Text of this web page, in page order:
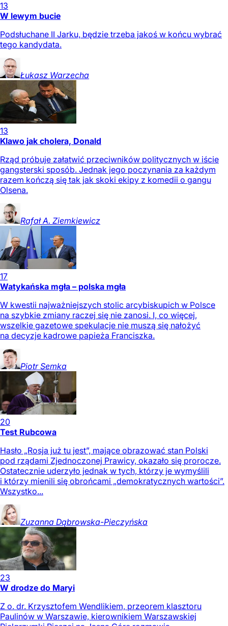
13
W lewym bucie
Podsłuchane II Jarku, będzie trzeba jakoś w końcu wybrać
tego kandydata.
Łukasz Warzecha
13
Klawo jak cholera, Donald
Rząd próbuje załatwić przeciwników politycznych w iście
gangsterski sposób. Jednak jego poczynania za każdym
razem kończą się tak jak skoki ekipy z komedii o gangu
Olsena.
Rafał A. Ziemkiewicz
17
Watykańska mgła – polska mgła
W kwestii najważniejszych stolic arcybiskupich w Polsce
na szybkie zmiany raczej się nie zanosi. I, co więcej,
wszelkie gazetowe spekulacje nie muszą się nałożyć
na decyzje kadrowe papieża Franciszka.
Piotr Semka
20
Test Rubcowa
Hasło „Rosja już tu jest”, mające obrazować stan Polski
pod rządami Zjednoczonej Prawicy, okazało się prorocze.
Ostatecznie uderzyło jednak w tych, którzy je wymyślili
i którzy mienili się obrońcami „demokratycznych wartości”.
Wszystko...
Zuzanna Dąbrowska-Pieczyńska
23
W drodze do Maryi
Z o. dr. Krzysztofem Wendlikiem, przeorem klasztoru
Paulinów w Warszawie, kierownikiem Warszawskiej